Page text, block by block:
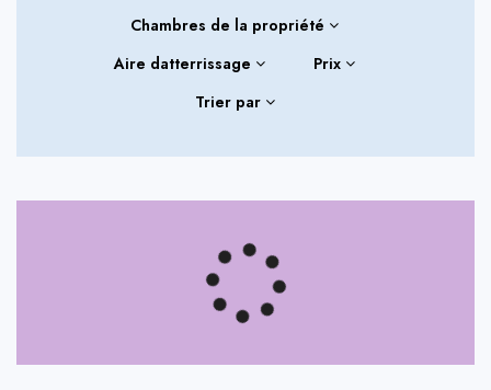
Chambres de la propriété
Aire datterrissage
Prix
Trier par